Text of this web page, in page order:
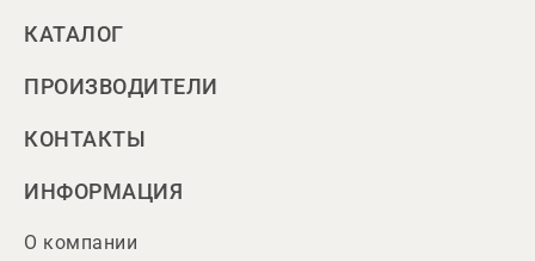
КАТАЛОГ
ПРОИЗВОДИТЕЛИ
КОНТАКТЫ
ИНФОРМАЦИЯ
О компании